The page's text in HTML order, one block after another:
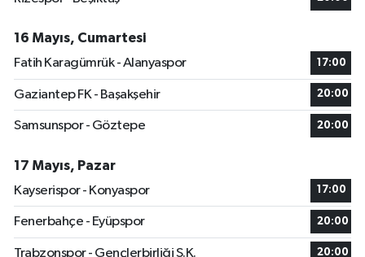
16 Mayıs, Cumartesi
Fatih Karagümrük - Alanyaspor
17:00
Gaziantep FK - Başakşehir 20:00
Samsunspor - Göztepe 20:00
17 Mayıs, Pazar
Kayserispor - Konyaspor
17:00
Fenerbahçe - Eyüpspor 20:00
Trabzonspor - Gençlerbirliği S.K. 20:00